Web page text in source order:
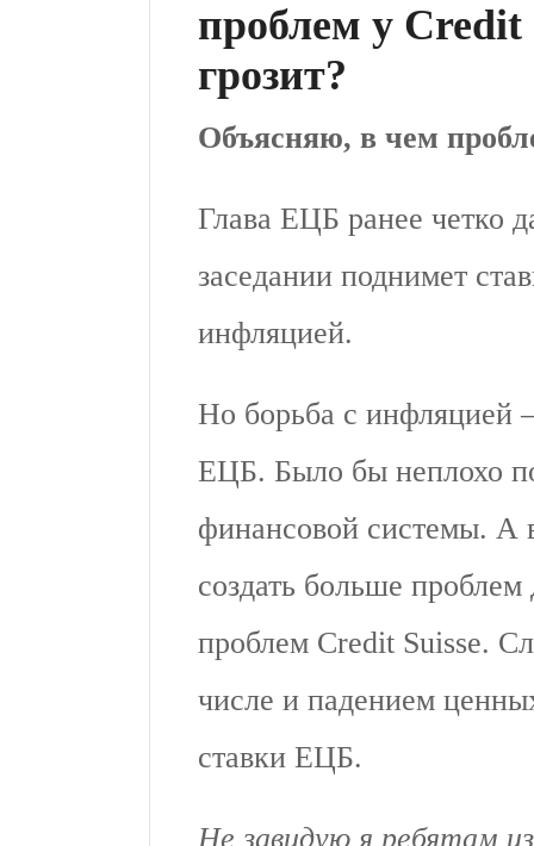
проблем у Credit
грозит?
Объясняю, в чем
Глава ЕЦБ ранее четко
заседании поднимет
инфляцией.
Но борьба с инфляцией
ЕЦБ. Было бы неплохо
финансовой системы. А
создать больше
проблем Credit Suisse.
числе и падением
ставки ЕЦБ.
Не завидую я ребятам